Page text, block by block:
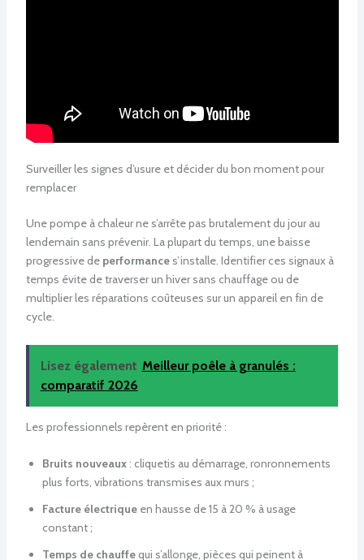
Surveiller les signes d’usure et décider du bon moment pour
remplacer
Une pompe à chaleur ne s’arrête pas brutalement du jour au
lendemain sans prévenir. La plupart du temps, une baisse
progressive de performances’installe. Identifier ces signaux à
temps évite de traverser un hiver sans chauffage ou de
multiplier les réparations coûteuses sur un appareil en fin de
cycle.
Lisez également Meilleur poêle à granulés :
comparatif 2026
Les professionnels repèrent en priorité :
Bruits nouveaux: cliquetis au démarrage, ronronnements
plus forts, vibrations transmises aux murs ;
Facture électriqueen hausse de 15 à 20 % à usage
constant ;
Temps de chauffequi s’allonge, pièces qui peinent à